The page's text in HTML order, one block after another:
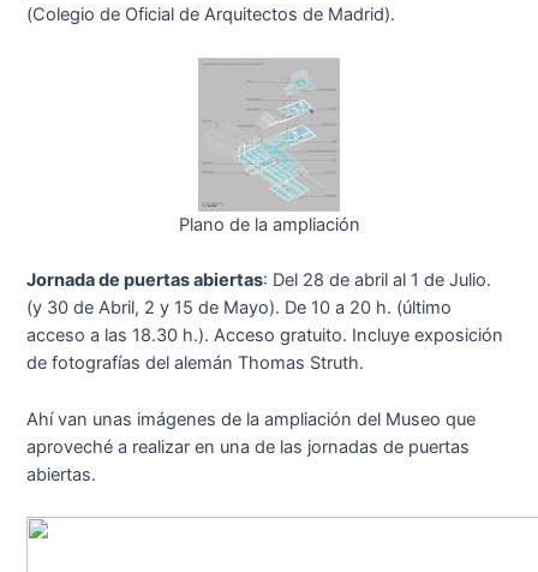
(Colegio de Oficial de Arquitectos de Madrid).
Plano de la ampliación
Jornada de puertas abiertas: Del 28 de abril al 1 de Julio.
(y 30 de Abril, 2 y 15 de Mayo). De 10 a 20 h. (último
acceso a las 18.30 h.). Acceso gratuito. Incluye exposición
de fotografías del alemán Thomas Struth.
Ahí van unas imágenes de la ampliación del Museo que
aproveché a realizar en una de las jornadas de puertas
abiertas.